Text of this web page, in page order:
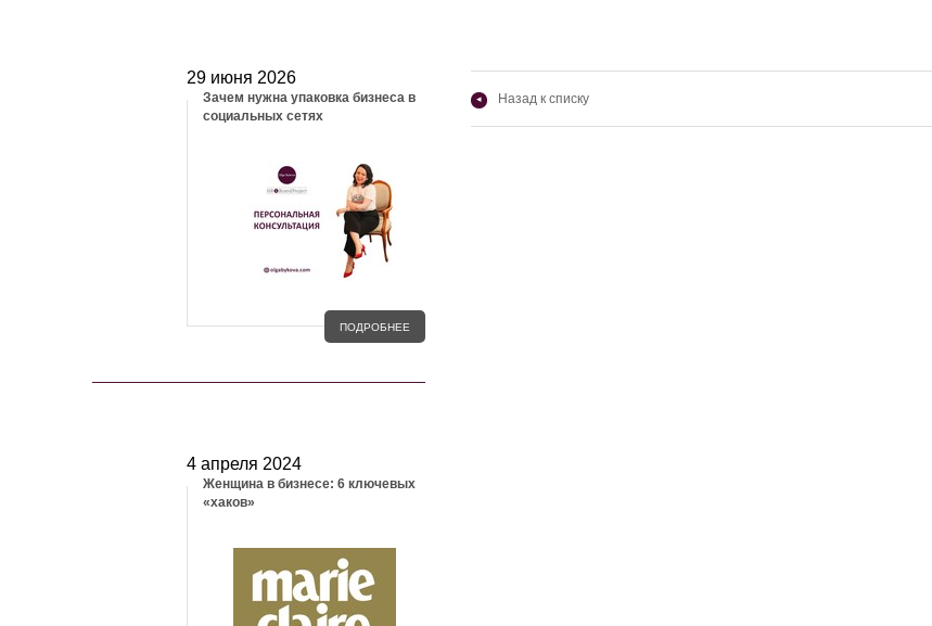
29 июня 2026
Зачем нужна упаковка бизнеса в
социальных сетях
ПОДРОБНЕЕ
4 апреля 2024
Женщина в бизнесе: 6 ключевых
«хаков»
◂ Назад к списку